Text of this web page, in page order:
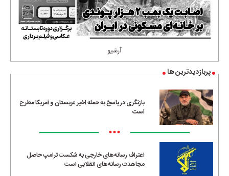
آرشیو
پربازدیدترین ها
بازنگری در پاسخ به حمله اخیر عربستان و آمریکا مطرح
است
•••
اعتراف رسانه‌های خارجی به شکست ترامپ حاصل
مجاهدت رسانه‌های انقلابی است